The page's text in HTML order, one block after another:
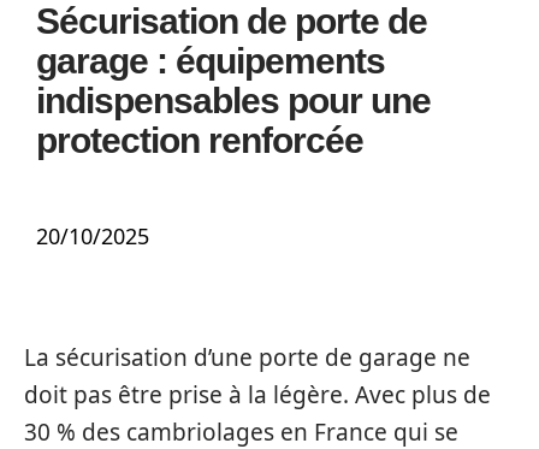
Sécurisation de porte de
garage : équipements
indispensables pour une
protection renforcée
20/10/2025
La sécurisation d’une porte de garage ne
doit pas être prise à la légère. Avec plus de
30 % des cambriolages en France qui se